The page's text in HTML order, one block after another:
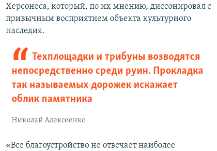
Херсонеса, который, по их мнению, диссонировал с
привычным восприятием объекта культурного
наследия.
Техплощадки и трибуны возводятся
непосредственно среди руин. Прокладка
так называемых дорожек искажает
облик памятника
Николай Алексеенко
«Все благоустройство не отвечает наиболее